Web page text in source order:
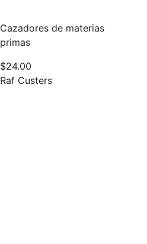
Cazadores de materias
primas
$24.00
Raf Custers